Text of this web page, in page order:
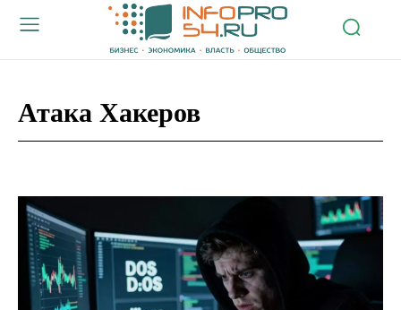
Атака Хакеров